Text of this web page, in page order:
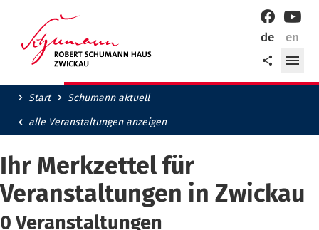
Stadt
de
en
Teilen
Facebook
Start
Schumann aktuell
alle Veranstaltungen anzeigen
Ihr Merkzettel für
Veranstaltungen in Zwickau
0Veranstaltungen